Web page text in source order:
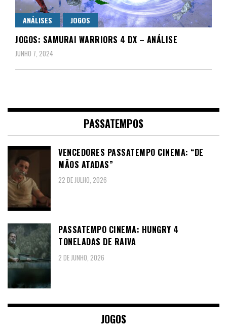
ANÁLISES JOGOS
JOGOS: SAMURAI WARRIORS 4 DX – ANÁLISE
JUNHO 7, 2024
PASSATEMPOS
VENCEDORES PASSATEMPO CINEMA: “DE
MÃOS ATADAS”
22 DE JULHO, 2026
PASSATEMPO CINEMA: HUNGRY 4
TONELADAS DE RAIVA
2 DE JUNHO, 2026
JOGOS